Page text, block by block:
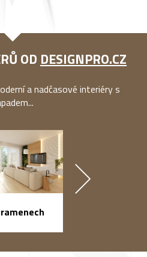
OD DESIGNPRO.CZ
a nadčasové interiéry s